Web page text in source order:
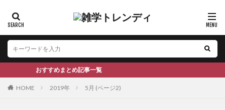
おすすめまとめ記事一覧
HOME 2019年 5月 (ページ2)